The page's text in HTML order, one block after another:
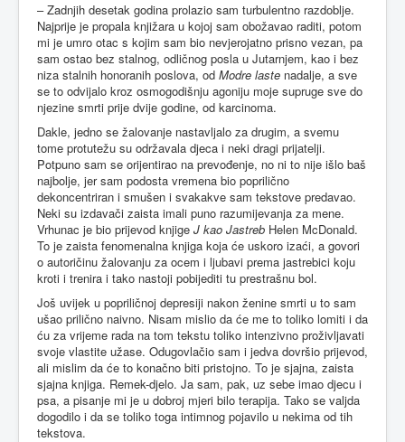
– Zadnjih desetak godina prolazio sam turbulentno razdoblje.
Najprije je propala knjižara u kojoj sam obožavao raditi, potom
mi je umro otac s kojim sam bio nevjerojatno prisno vezan, pa
sam ostao bez stalnog, odličnog posla u Jutarnjem, kao i bez
niza stalnih honoranih poslova, od Modre laste nadalje, a sve
se to odvijalo kroz osmogodišnju agoniju moje supruge sve do
njezine smrti prije dvije godine, od karcinoma.
Dakle, jedno se žalovanje nastavljalo za drugim, a svemu
tome protutežu su održavala djeca i neki dragi prijatelji.
Potpuno sam se orijentirao na prevođenje, no ni to nije išlo baš
najbolje, jer sam podosta vremena bio poprilično
dekoncentriran i smušen i svakakve sam tekstove predavao.
Neki su izdavači zaista imali puno razumijevanja za mene.
Vrhunac je bio prijevod knjige J kao Jastreb Helen McDonald.
To je zaista fenomenalna knjiga koja će uskoro izaći, a govori
o autoričinu žalovanju za ocem i ljubavi prema jastrebici koju
kroti i trenira i tako nastoji pobijediti tu prestrašnu bol.
Još uvijek u popriličnoj depresiji nakon ženine smrti u to sam
ušao prilično naivno. Nisam mislio da će me to toliko lomiti i da
ću za vrijeme rada na tom tekstu toliko intenzivno proživljavati
svoje vlastite užase. Odugovlačio sam i jedva dovršio prijevod,
ali mislim da će to konačno biti pristojno. To je sjajna, zaista
sjajna knjiga. Remek-djelo. Ja sam, pak, uz sebe imao djecu i
psa, a pisanje mi je u dobroj mjeri bilo terapija. Tako se valjda
dogodilo i da se toliko toga intimnog pojavilo u nekima od tih
tekstova.